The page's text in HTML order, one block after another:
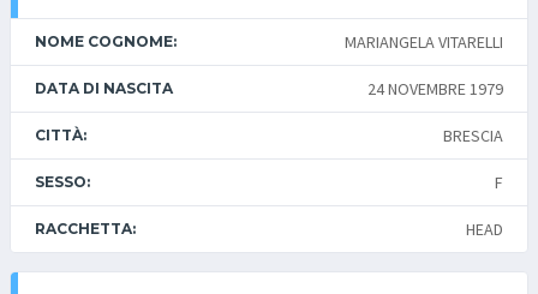
NOME COGNOME: MARIANGELA VITARELLI
DATA DI NASCITA 24 NOVEMBRE 1979
CITTÀ: BRESCIA
SESSO: F
RACCHETTA: HEAD